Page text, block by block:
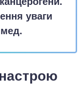
уваги